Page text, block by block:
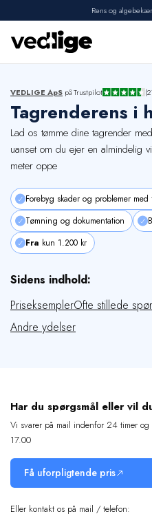
Rens og
Forside
Vi tilbyder
Udførte opgaver
Erhverv
Om os
Kontakt
VEDLIGE ApS på Trustpilot
Tagrenderens i
Lad os tømme dine tagrender
uanset om du ejer en almindelig
meter oppe
Forebyg skader og problemer
Tømning og dokumentation
Fra kun 1.200 kr
Sidens indhold:
PriseksemplerOfte stillede
Andre ydelser
Har du spørgsmål eller vil
Vi svarer på mail indenfor 24 timer
17.00
Få uforpligtende pris
Eller kontakt os på mail / telefon: